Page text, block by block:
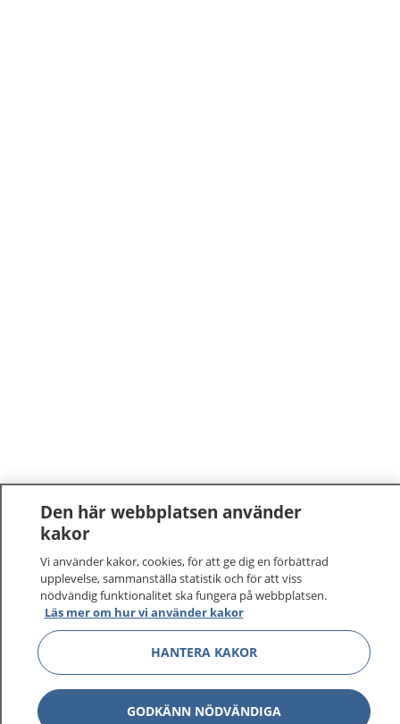
Den här webbplatsen använder
kakor
Vi använder kakor, cookies, för att ge dig en förbättrad
upplevelse, sammanställa statistik och för att viss
nödvändig funktionalitet ska fungera på webbplatsen.
Läs mer om hur vi använder kakor
HANTERA KAKOR
GODKÄNN NÖDVÄNDIGA